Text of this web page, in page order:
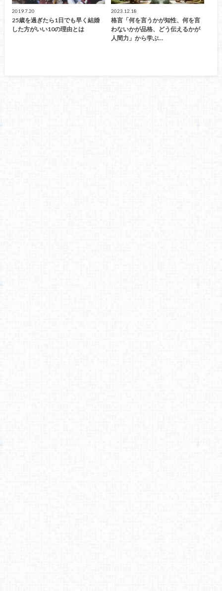
2019.7.20
25歳を過ぎたら1日でも早く結婚
した方がいい10の理由とは
2023.12.18
格言「何を言うかが知性、何を言
わないかが品格、どう伝えるかが
人間力」から学ぶ…